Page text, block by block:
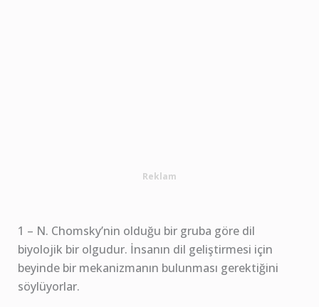
Reklam
1 – N. Chomsky’nin olduğu bir gruba göre dil
biyolojik bir olgudur. İnsanın dil geliştirmesi için
beyinde bir mekanizmanın bulunması gerektiğini
söylüyorlar.